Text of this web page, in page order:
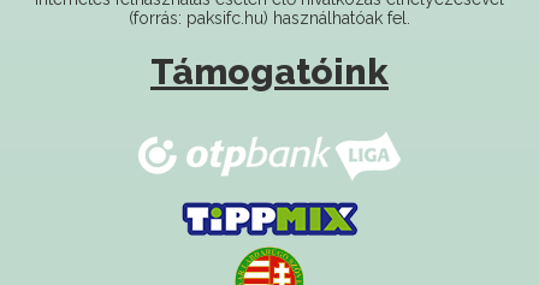
Támogatóink